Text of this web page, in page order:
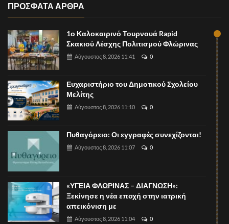
ΠΡΟΣΦΑΤΑ ΑΡΘΡΑ
1ο Καλοκαιρινό Τουρνουά Rapid
Σκακιού Λέσχης Πολιτισμού Φλώρινας
Αύγουστος 8, 2026 11:41 0
Ευχαριστήριο του Δημοτικού Σχολείου
Μελίτης
Αύγουστος 8, 2026 11:10 0
Πυθαγόρειο: Οι εγγραφές συνεχίζονται!
Αύγουστος 8, 2026 11:07 0
«ΥΓΕΙΑ ΦΛΩΡΙΝΑΣ – ΔΙΑΓΝΩΣΗ»:
Ξεκίνησε η νέα εποχή στην ιατρική
απεικόνιση με
Αύγουστος 8, 2026 11:04 0